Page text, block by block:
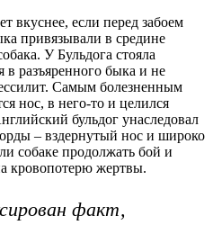
вкуснее, если перед забоем
привязывали в средине
У Бульдога стояла
в разъяренного быка и не
Самым болезненным
нос, в него-то и целился
бульдог унаследовал
– вздернутый нос и широко
собаке продолжать бой и
кровопотерю жертвы.
факт,